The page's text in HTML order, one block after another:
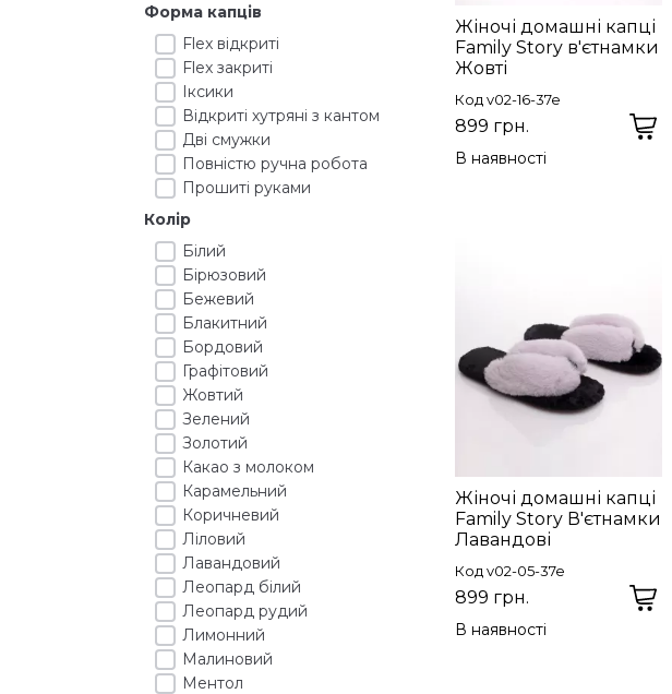
Форма капців
Flex відкриті
Flex закриті
Іксики
Відкриті хутряні з кантом
Дві смужки
Повністю ручна робота
Прошиті руками
Колір
Білий
Бірюзовий
Бежевий
Блакитний
Бордовий
Графітовий
Жовтий
Зелений
Золотий
Какао з молоком
Карамельний
Коричневий
Ліловий
Лавандовий
Леопард білий
Леопард рудий
Лимонний
Малиновий
Ментол
Жіночі домашні капці
Family Story в'єтнамки
Жовті
Код v02-16-37e
899 грн.
В наявності
Жіночі домашні капці
Family Story В'єтнамки
Лавандові
Код v02-05-37e
899 грн.
В наявності